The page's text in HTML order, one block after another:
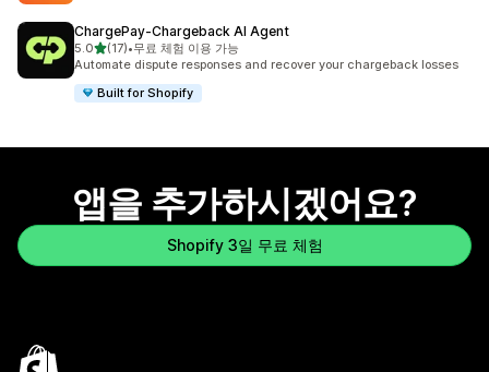
ChargePay‑Chargeback AI Agent
5.0별 5개 중
(17)
총 리뷰 17개
•무료 체험 이용 가능
Automate dispute responses and recover your chargeback losses
Built for Shopify
앱을 추가하시겠어요?
Shopify 3일 무료 체험